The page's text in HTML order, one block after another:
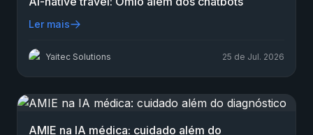
Ler mais
Yaitec Solutions 25 de Jul. 2026
AMIE na IA médica: cuidado além do